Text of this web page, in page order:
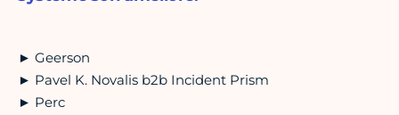
► Geerson
► Pavel K. Novalis b2b Incident Prism
► Perc